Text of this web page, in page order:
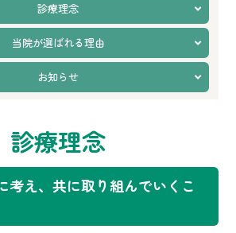
診療理念
当院が選ばれる理由
お知らせ
診療理念
考え、共に取り組んでいくこ